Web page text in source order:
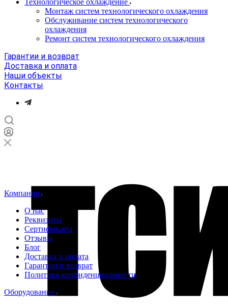
Монтаж систем технологического охлаждения
Обслуживание систем технологического
охлаждения
Ремонт систем технологического охлаждения
Гарантии и возврат
Доставка и оплата
Наши объекты
Контакты
Компания
О нас
Реквизиты
Сертификаты
Отзывы
Блог
Доставка и оплата
Гарантии и возврат
Политика конфиденциальности
Оборудование